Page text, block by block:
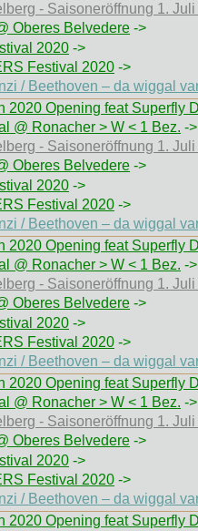
- Saisoneröffnung 1.
Oberes Belvedere ->
2020 ->
Festival 2020 ->
/ Beethoven – da wiggal
2020 Opening feat Superfly
@ Ronacher > W < 1 Bez. ->
- Saisoneröffnung 1.
Oberes Belvedere ->
2020 ->
Festival 2020 ->
/ Beethoven – da wiggal
2020 Opening feat Superfly
@ Ronacher > W < 1 Bez. ->
- Saisoneröffnung 1.
Oberes Belvedere ->
2020 ->
Festival 2020 ->
/ Beethoven – da wiggal
2020 Opening feat Superfly
@ Ronacher > W < 1 Bez. ->
- Saisoneröffnung 1.
Oberes Belvedere ->
2020 ->
Festival 2020 ->
/ Beethoven – da wiggal
2020 Opening feat Superfly